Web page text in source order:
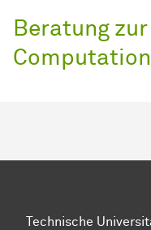
Beratung
Technische